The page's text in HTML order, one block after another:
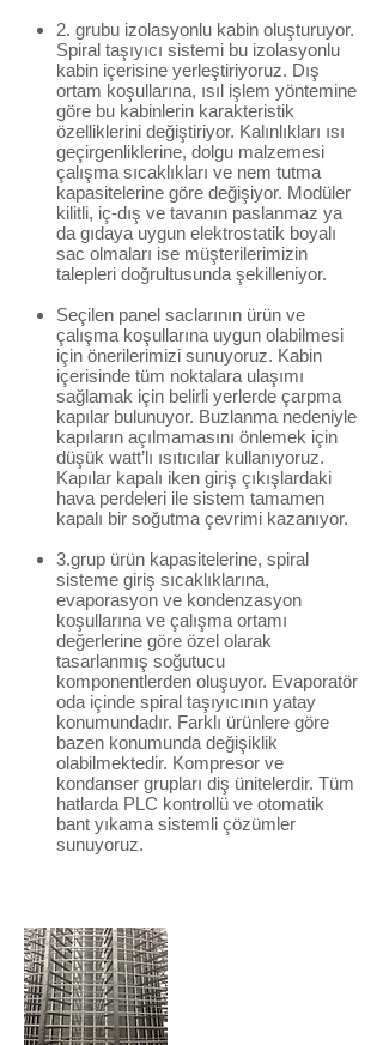
2. grubu izolasyonlu kabin oluşturuyor.
Spiral taşıyıcı sistemi bu izolasyonlu
kabin içerisine yerleştiriyoruz. Dış
ortam koşullarına, ısıl işlem yöntemine
göre bu kabinlerin karakteristik
özelliklerini değiştiriyor. Kalınlıkları ısı
geçirgenliklerine, dolgu malzemesi
çalışma sıcaklıkları ve nem tutma
kapasitelerine göre değişiyor. Modüler
kilitli, iç-dış ve tavanın paslanmaz ya
da gıdaya uygun elektrostatik boyalı
sac olmaları ise müşterilerimizin
talepleri doğrultusunda şekilleniyor.
Seçilen panel saclarının ürün ve
çalışma koşullarına uygun olabilmesi
için önerilerimizi sunuyoruz. Kabin
içerisinde tüm noktalara ulaşımı
sağlamak için belirli yerlerde çarpma
kapılar bulunuyor. Buzlanma nedeniyle
kapıların açılmamasını önlemek için
düşük watt’lı ısıtıcılar kullanıyoruz.
Kapılar kapalı iken giriş çıkışlardaki
hava perdeleri ile sistem tamamen
kapalı bir soğutma çevrimi kazanıyor.
3.grup ürün kapasitelerine, spiral
sisteme giriş sıcaklıklarına,
evaporasyon ve kondenzasyon
koşullarına ve çalışma ortamı
değerlerine göre özel olarak
tasarlanmış soğutucu
komponentlerden oluşuyor. Evaporatör
oda içinde spiral taşıyıcının yatay
konumundadır. Farklı ürünlere göre
bazen konumunda değişiklik
olabilmektedir. Kompresor ve
kondanser grupları diş ünitelerdir. Tüm
hatlarda PLC kontrollü ve otomatik
bant yıkama sistemli çözümler
sunuyoruz.